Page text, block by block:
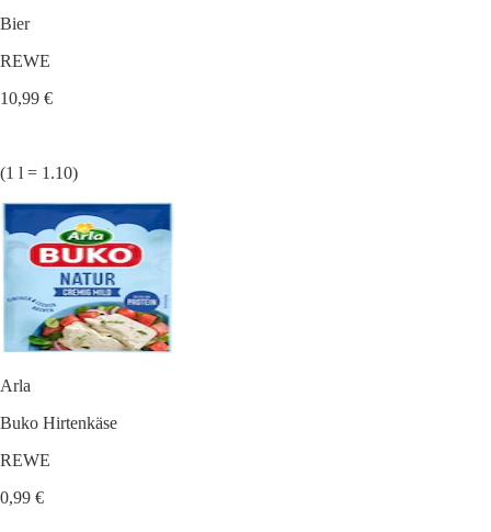
Bier
REWE
10,99 €
(1 l = 1.10)
Arla
Buko Hirtenkäse
REWE
0,99 €